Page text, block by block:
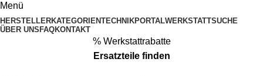
Menü
HERSTELLERKATEGORIENTECHNIKPORTALWERKSTATTSUCHE
ÜBER UNS FAQKONTAKT
% Werkstattrabatte
Ersatzteile finden